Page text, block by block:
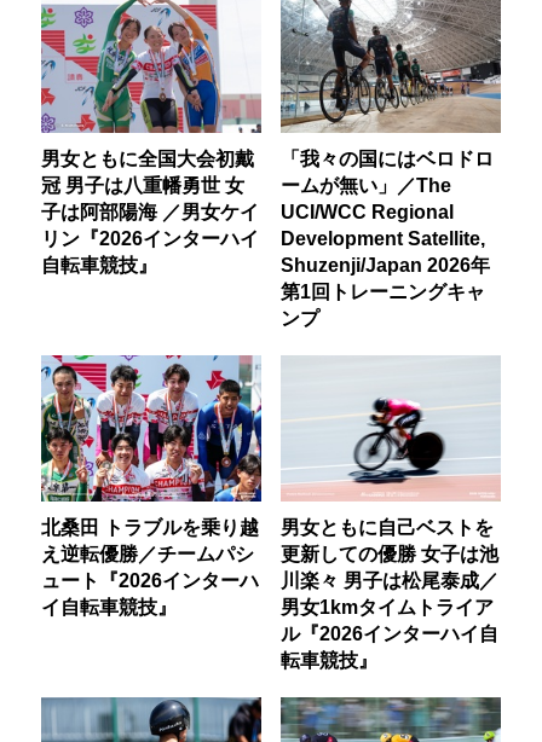
男女ともに全国大会初戴
冠 男子は八重幡勇世 女
子は阿部陽海 ／男女ケイ
リン『2026インターハイ
自転車競技』
「我々の国にはベロドロ
ームが無い」／The
UCI/WCC Regional
Development Satellite,
Shuzenji/Japan 2026年
第1回トレーニングキャ
ンプ
北桑田 トラブルを乗り越
え逆転優勝／チームパシ
ュート『2026インターハ
イ自転車競技』
男女ともに自己ベストを
更新しての優勝 女子は池
川楽々 男子は松尾泰成／
男女1kmタイムトライア
ル『2026インターハイ自
転車競技』